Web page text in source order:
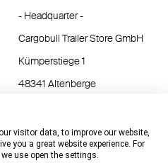
- Headquarter -
Cargobull Trailer Store GmbH
Kümperstiege 1
48341 Altenberge
E-Mail:cts@cargobull.com
visitor data, to improve our website,
you a great website experience. For
use open the settings.